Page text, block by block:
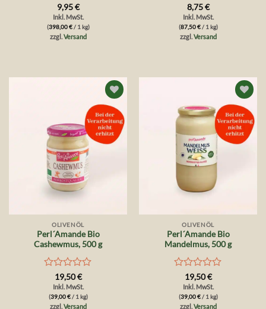
Bewertet
mit
0
von
9,95€
Inkl. MwSt.
(398,00€/ 1 kg)
zzgl.Versand
Bewertet
mit
0
von
8,75€
Inkl. MwSt.
(87,50€/ 1 kg)
zzgl.Versand
Auf die
Wunschliste
OLIVENÖL
Perl´Amande Bio
Cashewmus, 500 g
Bewertet
mit
0
von
19,50€
Inkl. MwSt.
(39,00€/ 1 kg)
zzgl.Versand
Auf die
Wunschliste
OLIVENÖL
Perl´Amande Bio
Mandelmus, 500 g
Bewertet
mit
0
von
19,50€
Inkl. MwSt.
(39,00€/ 1 kg)
zzgl.Versand